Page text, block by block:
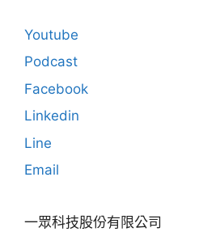
Youtube
Podcast
Facebook
Linkedin
Line
Email
一眾科技股份有限公司